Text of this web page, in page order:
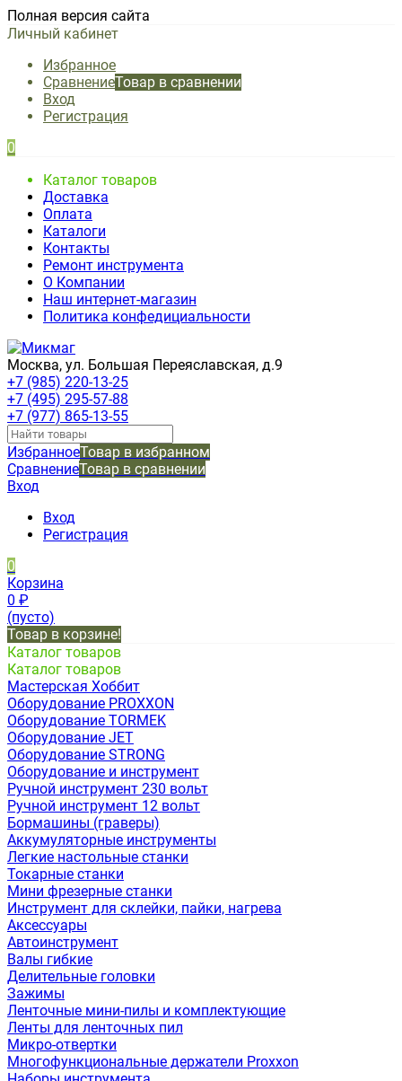
Полная версия сайта
Личный кабинет
Избранное
СравнениеТовар в сравнении
Вход
Регистрация
0
Каталог товаров
Доставка
Оплата
Каталоги
Контакты
Ремонт инструмента
О Компании
Наш интернет-магазин
Политика конфедициальности
Москва, ул. Большая Переяславская, д.9
+7 (985) 220-13-25
+7 (495) 295-57-88
+7 (977) 865-13-55
ИзбранноеТовар в избранном
СравнениеТовар в сравнении
Вход
Вход
Регистрация
0
Корзина
0 ₽
(пусто)
Товар в корзине!
Каталог товаров
Каталог товаров
Мастерская Хоббит
Оборудование PROXXON
Оборудование TORMEK
Оборудование JET
Оборудование STRONG
Оборудование и инструмент
Ручной инструмент 230 вольт
Ручной инструмент 12 вольт
Бормашины (граверы)
Аккумуляторные инструменты
Легкие настольные станки
Токарные станки
Мини фрезерные станки
Инструмент для склейки, пайки, нагрева
Аксессуары
Автоинструмент
Валы гибкие
Делительные головки
Зажимы
Ленточные мини-пилы и комплектующие
Ленты для ленточных пил
Микро-отвертки
Многофункциональные держатели Proxxon